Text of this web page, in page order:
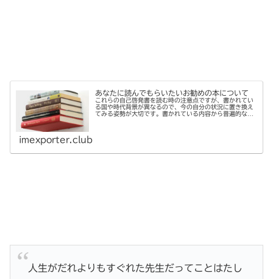
あなたに読んでもらいたいお勧めの本について
これらの自己啓発書を読む時の注意点ですが、書かれてい
る国や時代背景が異なるので、今の自分の状況に置き換え
てみる姿勢が大切です。書かれている内容から普遍的なこ
imexporter.club
人生がだれよりもすぐれた先生だってことはたし